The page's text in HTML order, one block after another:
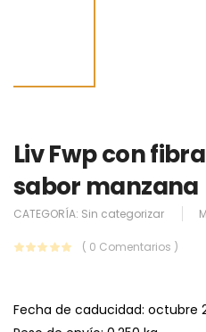
Liv Fwp con
sabor manzana
CATEGORÍA: Sin categorizar
( 0 Comentarios )
Fecha de caducidad: octubre